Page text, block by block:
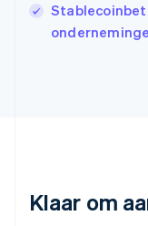
Klaar om
日本語English
Kroatië
FrançaisDeutsch